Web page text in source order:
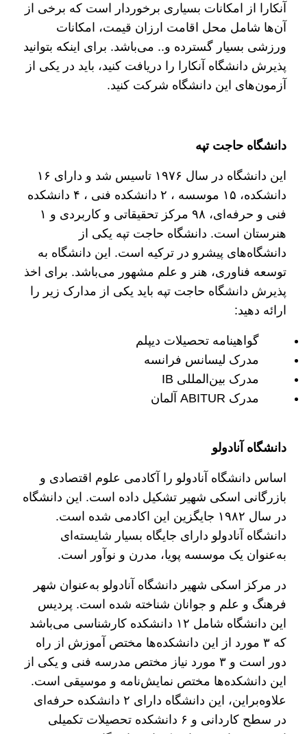
آنکارا از امکانات بسیاری برخوردار است که برخی از
آن‌ها شامل محل اقامت ارزان قیمت، امکانات
ورزشی بسیار گسترده و.. می‌باشد. برای اینکه بتوانید
پذیرش دانشگاه آنکارا را دریافت کنید، باید در یکی از
آزمون‌های این دانشگاه شرکت کنید.
دانشگاه حاجت تپه
این دانشگاه در سال ۱۹۷۶ تاسیس شد و دارای ۱۶
دانشکده، ۱۵ موسسه ، ۲ دانشکده فنی ، ۴ دانشکده
فنی و حرفه‌ای، ۹۸ مرکز تحقیقاتی و کاربردی و ۱
هنرستان است. دانشگاه حاجت تپه یکی از
دانشگاه‌های پیشرو در ترکیه است. این دانشگاه به
توسعه فناوری، هنر و علم مشهور می‌باشد. برای اخذ
پذیرش دانشگاه حاجت تپه باید یکی از مدارک زیر را
ارائه دهید:
گواهینامه تحصیلات دیپلم
مدرک لیسانس فرانسه
مدرک بین‌المللی IB
مدرک ABITUR آلمان
دانشگاه آنادولو
اساس دانشگاه آنادولو را آکادمی علوم اقتصادی و
بازرگانی اسکی شهیر تشکیل داده است. این دانشگاه
در سال ۱۹۸۲ جایگزین این اکادمی شده است.
دانشگاه آنادولو دارای جایگاه بسیار شایسته‌ای
به‌عنوان یک موسسه پویا، مدرن و نوآور است.
در مرکز اسکی شهیر دانشگاه آنادولو به‌عنوان شهر
فرهنگ و علم و جوانان شناخته شده است. پردیس
این دانشگاه شامل ۱۲ دانشکده کارشناسی می‌باشد
که ۳ مورد از این دانشکده‌ها مختص آموزش از راه
دور است و ۳ مورد نیاز مختص مدرسه فنی و یکی از
این دانشکده‌ها مختص نمایش‌نامه و موسیقی است.
علاوه‌براین، این دانشگاه دارای ۲ دانشکده حرفه‌ای
در سطح کاردانی و ۶ دانشکده تحصیلات تکمیلی